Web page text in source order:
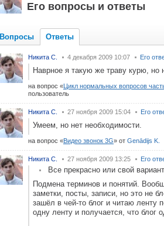
Его вопросы и ответы
Вопросы Ответы
Никита С. 4 декабря 2009 10:07 Его
Наврное я такую же траву курю, но
на вопрос
Цикл нормальных вопросов
пользователь
Никита С. 27 ноября 2009 15:04 Его
Умеем, но нет необходимости.
на вопрос Видео звонок 3G от Genādijs K.
Никита С. 27 ноября 2009 13:25 Его
Все прекрасно или свой вариант
Подмена терминов и понятий.
заметки, посты, записи, но это не
зашёл в чей-то блог и читаю ленту
одну ленту и получается, что блог